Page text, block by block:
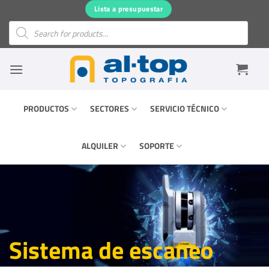
contenido
Lista a presupuestar
Búsqueda
productos
PRODUCTOS SECTORES SERVICIO TÉCNICO
ALQUILER SOPORTE
Sistema de escaneo